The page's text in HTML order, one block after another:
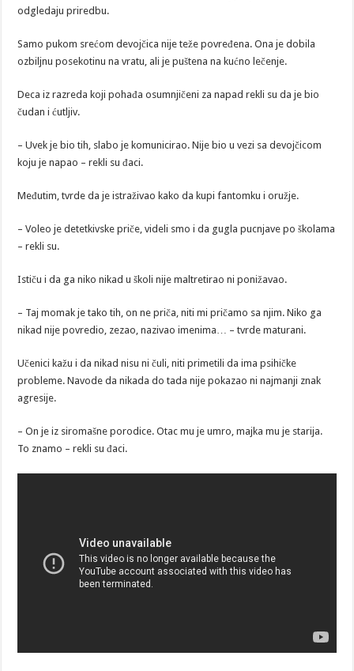
odgledaju priredbu.
Samo pukom srećom devojčica nije teže povređena. Ona je dobila
ozbiljnu posekotinu na vratu, ali je puštena na kućno lečenje.
Deca iz razreda koji pohađa osumnjičeni za napad rekli su da je bio
čudan i ćutljiv.
– Uvek je bio tih, slabo je komunicirao. Nije bio u vezi sa devojčicom
koju je napao – rekli su đaci.
Međutim, tvrde da je istraživao kako da kupi fantomku i oružje.
– Voleo je detetkivske priče, videli smo i da gugla pucnjave po školama
– rekli su.
Ističu i da ga niko nikad u školi nije maltretirao ni ponižavao.
– Taj momak je tako tih, on ne priča, niti mi pričamo sa njim. Niko ga
nikad nije povredio, zezao, nazivao imenima… – tvrde maturani.
Učenici kažu i da nikad nisu ni čuli, niti primetili da ima psihičke
probleme. Navode da nikada do tada nije pokazao ni najmanji znak
agresije.
– On je iz siromašne porodice. Otac mu je umro, majka mu je starija.
To znamo – rekli su đaci.